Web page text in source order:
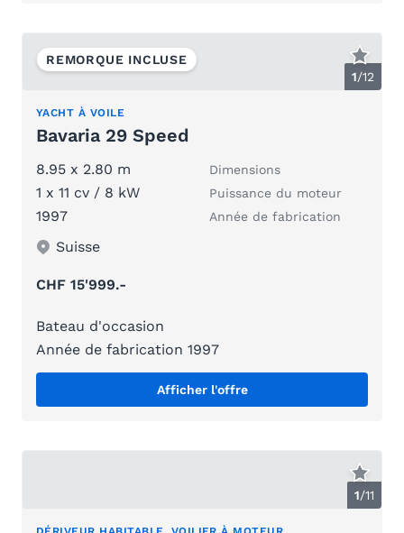
1/12
REMORQUE INCLUSE
YACHT À VOILE
Bavaria 29 Speed
8.95 x 2.80 m Dimensions
1 x 11 cv / 8 kW Puissance du moteur
1997 Année de fabrication
Suisse
CHF 15'999.-
Bateau d'occasion
Année de fabrication 1997
Afficher l'offre
1/11